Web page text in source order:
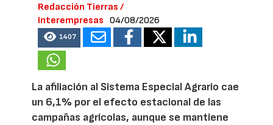
Redacción Tierras /
Interempresas
04/08/2026
1407
La afiliación al Sistema Especial Agrario cae
un 6,1% por el efecto estacional de las
campañas agrícolas, aunque se mantiene